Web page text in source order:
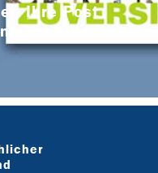
Ihre Post
bestellen